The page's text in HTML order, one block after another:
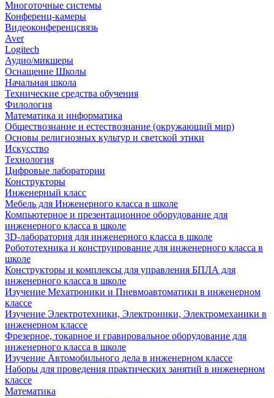
Многоточные системы
Конференц-камеры
Видеоконференцсвязь
Aver
Logitech
Аудио/микшеры
Оснащение Школы
Начальная школа
Технические средства обучения
Филология
Математика и информатика
Обществознание и естествознание (окружающий мир)
Основы религиозных культур и светской этики
Искусство
Технология
Цифровые лаборатории
Конструкторы
Инженерный класс
Мебель для Инженерного класса в школе
Компьютерное и презентационное оборудование для
инженерного класса в школе
3D-лаборатория для инженерного класса в школе
Робототехника и конструирование для инженерного класса в
школе
Конструкторы и комплексы для управления БПЛА для
инженерного класса в школе
Изучение Мехатроники и Пневмоавтоматики в инженерном
классе
Изучение Электротехники, Электроники, Электромеханики в
инженерном классе
Фрезерное, токарное и гравировальное оборудование для
инженерного класса в школе
Изучение Автомобильного дела в инженерном классе
Наборы для проведения практических занятий в инженерном
классе
Математика